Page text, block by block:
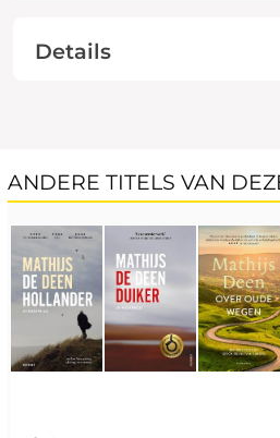
Details
ANDERE TITELS VAN